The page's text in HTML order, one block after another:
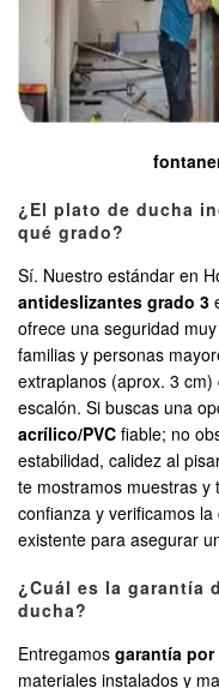
¿El plato de ducha
qué grado?
Sí. Nuestro estándar en
antideslizantes grado 3
ofrece una seguridad
familias y personas
extraplanos (aprox. 3
escalón. Si buscas una
acrílico/PVC fiable; no
estabilidad, calidez al
te mostramos muestras y
confianza y verificamos
existente para asegurar
¿Cuál es la garantía
ducha?
Entregamos garantía
materiales instalados y